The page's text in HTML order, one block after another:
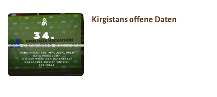
Kirgistans offene Daten